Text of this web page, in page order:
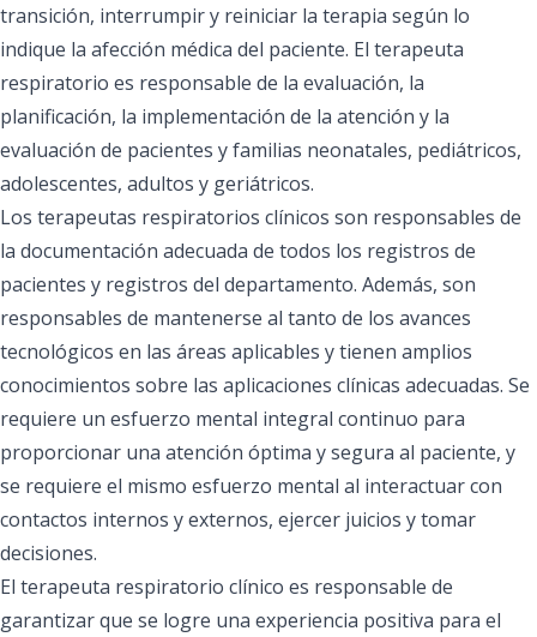
transición, interrumpir y reiniciar la terapia según lo
indique la afección médica del paciente. El terapeuta
respiratorio es responsable de la evaluación, la
planificación, la implementación de la atención y la
evaluación de pacientes y familias neonatales, pediátricos,
adolescentes, adultos y geriátricos.
Los terapeutas respiratorios clínicos son responsables de
la documentación adecuada de todos los registros de
pacientes y registros del departamento. Además, son
responsables de mantenerse al tanto de los avances
tecnológicos en las áreas aplicables y tienen amplios
conocimientos sobre las aplicaciones clínicas adecuadas. Se
requiere un esfuerzo mental integral continuo para
proporcionar una atención óptima y segura al paciente, y
se requiere el mismo esfuerzo mental al interactuar con
contactos internos y externos, ejercer juicios y tomar
decisiones.
El terapeuta respiratorio clínico es responsable de
garantizar que se logre una experiencia positiva para el